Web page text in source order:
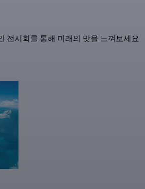
전시회를 통해 미래의 맛을 느껴보세요